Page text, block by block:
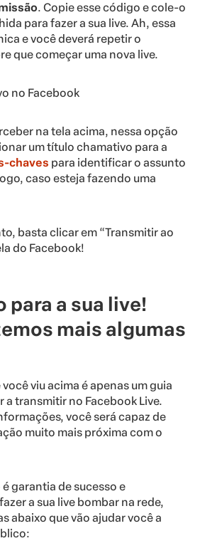
. Copie esse código e cole-o
para fazer a sua live. Ah, essa
e você deverá repetir o
que começar uma nova live.
na tela acima, nessa opção
um título chamativo para a
chaves para identificar o assunto
caso esteja fazendo uma
basta clicar em “Transmitir ao
do Facebook!
para a sua live!
mais algumas
viu acima é apenas um guia
a transmitir no Facebook Live.
você será capaz de
muito mais próxima com o
garantia de sucesso e
a sua live bombar na rede,
abaixo que vão ajudar você a